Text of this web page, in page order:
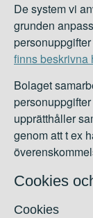
De system vi
grunden
finns beskrivna
Bolaget
upprätthåller
genom att t ex
Cookies
Cookies